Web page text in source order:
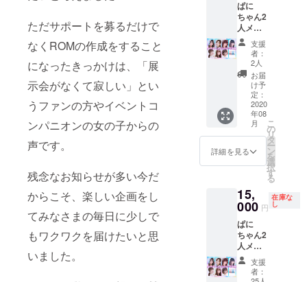
ただサポートを募るだけで
なくROMの作成をすること
になったきっかけは、「展
示会がなくて寂しい」とい
うファンの方やイベントコ
ンパニオンの女の子からの
声です。
残念なお知らせが多い今だ
からこそ、楽しい企画をし
てみなさまの毎日に少しで
もワクワクを届けたいと思
いました。
あなた
だけへ
のお礼
動画
YouTub
eにはあ
げられ
ない
（？）
あなた
だけへ
の超裏
話動画
（テー
にちゃ
ん動画
欄に1年
間あな
たのお
名前を
記載 ※
ぱに
ちゃん2
人メッ
セージ
入り写
メ（全
員共
通） ぱ
にちゃ
ん2人あ
なただ
けへお
礼動画
ROM3
種類全
ルさん
からあ
なただ
けへの
お礼動
画
YouTub
eにはあ
支援
者：
2人
お届
け予
定：
2020
年08
月
詳細を見る
こ
の
リ
タ
ー
ン
を
選
択
す
る
15,
000 円
在庫な
し
ぱに
ちゃん2
人メッ
セージ
入り写
メ（全
支援
者：